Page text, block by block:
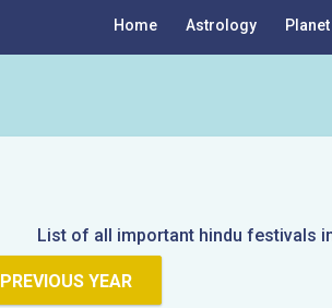
Home Astrology
List of all important hindu festivals
PREVIOUS YEAR